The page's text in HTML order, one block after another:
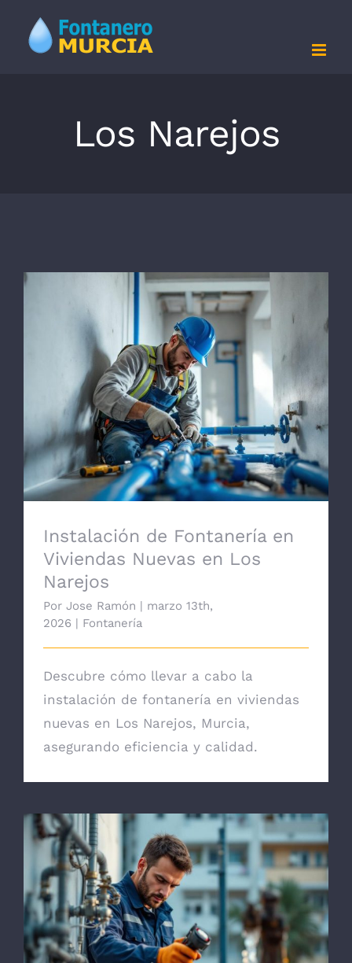
contenido
Los Narejos
Instalación de Fontanería en Viviendas
Nuevas en Los Narejos
Instalación de Fontanería en
Viviendas Nuevas en Los
Narejos
Por Jose Ramón | marzo 13th,
2026 | Fontanería
Descubre cómo llevar a cabo la
instalación de fontanería en viviendas
nuevas en Los Narejos, Murcia,
asegurando eficiencia y calidad.
Reparación de Bajantes en Los Narejos:
Servicios y Consejos